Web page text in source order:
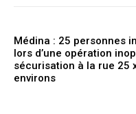
Médina : 25 personnes
lors d’une opération
sécurisation à la rue 25
environs